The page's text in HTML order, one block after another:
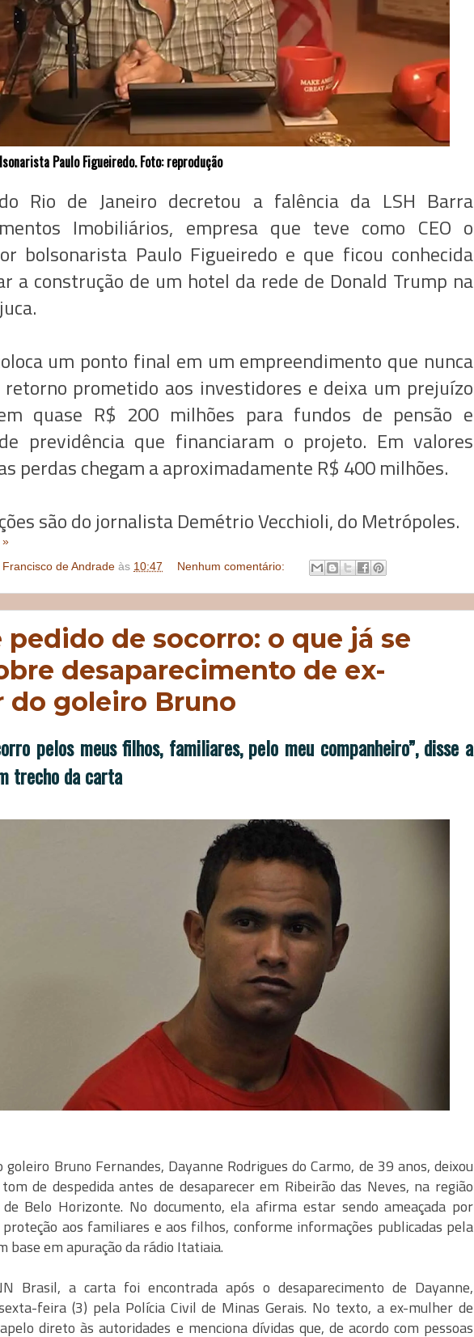
Paulo Figueiredo. Foto: reprodução
Rio de Janeiro decretou a falência da LSH Barra
Imobiliários, empresa que teve como CEO o
bolsonarista Paulo Figueiredo e que ficou conhecida
a construção de um hotel da rede de Donald Trump na
um ponto final em um empreendimento que nunca
prometido aos investidores e deixa um prejuízo
quase R$ 200 milhões para fundos de pensão e
previdência que financiaram o projeto. Em valores
perdas chegam a aproximadamente R$ 400 milhões.
são do jornalista Demétrio Vecchioli, do Metrópoles.
»
de Andrade às 10:47 Nenhum comentário:
pedido de socorro: o que já se
desaparecimento de ex-
do goleiro Bruno
pelos meus filhos, familiares, pelo meu companheiro”, disse a
trecho da carta
Bruno Fernandes, Dayanne Rodrigues do Carmo, de 39 anos, deixou
de despedida antes de desaparecer em Ribeirão das Neves, na região
Belo Horizonte. No documento, ela afirma estar sendo ameaçada por
aos familiares e aos filhos, conforme informações publicadas pela
base em apuração da rádio Itatiaia.
Brasil, a carta foi encontrada após o desaparecimento de Dayanne,
feira (3) pela Polícia Civil de Minas Gerais. No texto, a ex-mulher de
direto às autoridades e menciona dívidas que, de acordo com pessoas